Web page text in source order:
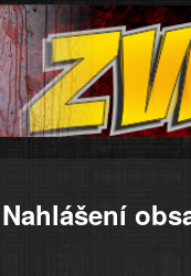
Nahlášení